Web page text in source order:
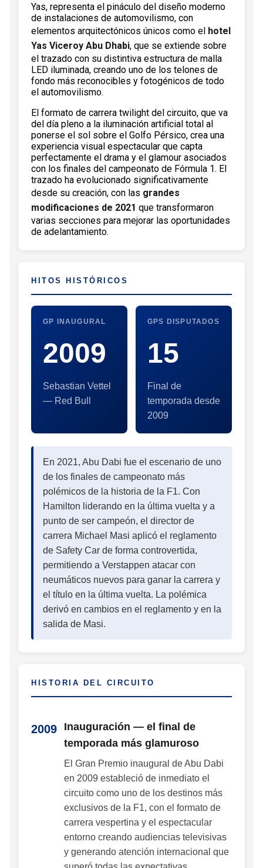
Yas, representa el pináculo del diseño moderno
de instalaciones de automovilismo, con
elementos arquitectónicos únicos como el hotel
Yas Viceroy Abu Dhabi, que se extiende sobre
el trazado con su distintiva estructura de malla
LED iluminada, creando uno de los telones de
fondo más reconocibles y fotogénicos de todo
el automovilismo.
El formato de carrera twilight del circuito, que va
del día pleno a la iluminación artificial total al
ponerse el sol sobre el Golfo Pérsico, crea una
experiencia visual espectacular que capta
perfectamente el drama y el glamour asociados
con los finales del campeonato de Fórmula 1. El
trazado ha evolucionado significativamente
desde su creación, con las grandes
modificaciones de 2021 que transformaron
varias secciones para mejorar las oportunidades
de adelantamiento.
HITOS HISTÓRICOS
GP INAUGURAL
2009
Sebastian Vettel
— Red Bull
GPS DISPUTADOS
15
Final de
temporada desde
2009
En 2021, Abu Dabi fue el escenario de uno
de los finales de campeonato más
polémicos de la historia de la F1. Con
Hamilton liderando en la última vuelta y a
punto de ser campeón, el director de
carrera Michael Masi aplicó el reglamento
de Safety Car de forma controvertida,
permitiendo a Verstappen atacar con
neumáticos nuevos para ganar la carrera y
el título en la última vuelta. La polémica
derivó en cambios en el reglamento y en la
salida de Masi.
HISTORIA DEL CIRCUITO
2009
Inauguración — el final de
temporada más glamuroso
El Gran Premio inaugural de Abu Dabi
en 2009 estableció de inmediato el
circuito como uno de los destinos más
exclusivos de la F1, con el formato de
carrera vespertina y el espectacular
entorno creando audiencias televisivas
y generando atención internacional que